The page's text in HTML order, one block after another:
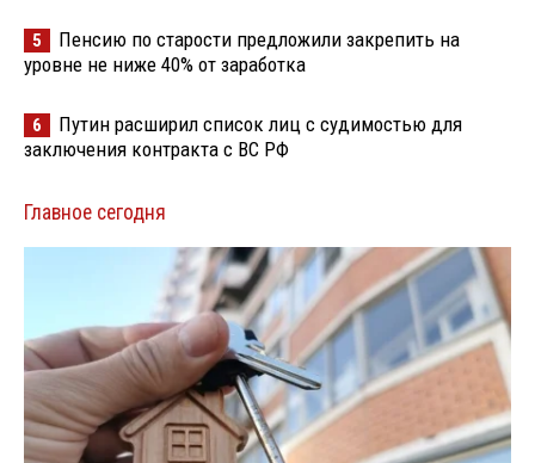
5
Пенсию по старости предложили закрепить на
уровне не ниже 40% от заработка
6
Путин расширил список лиц с судимостью для
заключения контракта с ВС РФ
Главное сегодня